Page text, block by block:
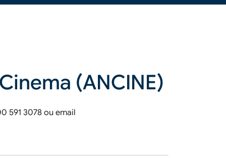
(ANCINE)
591 3078 ou email